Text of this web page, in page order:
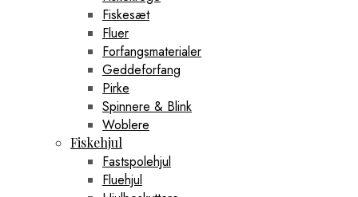
Fiskesæt
Fluer
Forfangsmaterialer
Geddeforfang
Pirke
Spinnere & Blink
Woblere
Fiskehjul
Fastspolehjul
Fluehjul